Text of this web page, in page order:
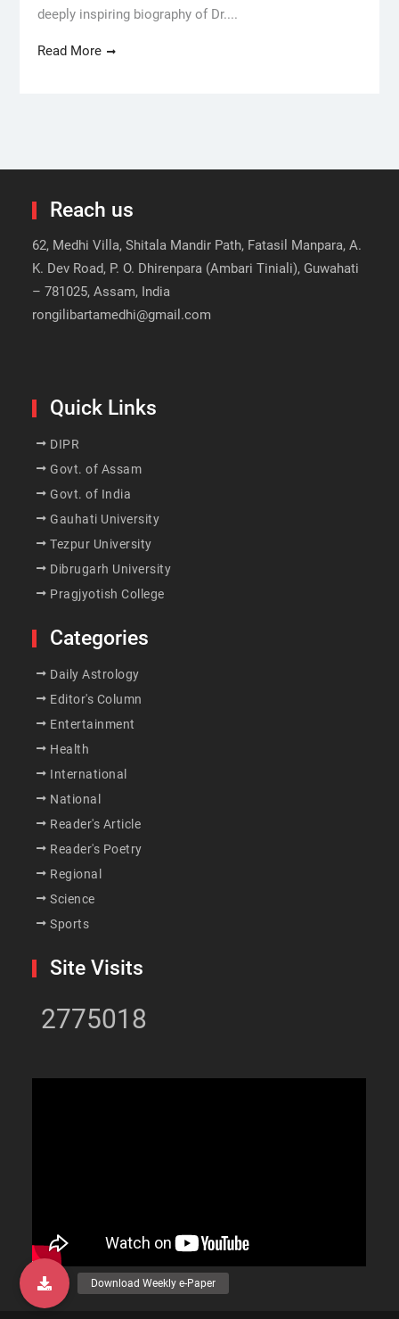
deeply inspiring biography of Dr....
Read More
Reach us
62, Medhi Villa, Shitala Mandir Path, Fatasil Manpara, A.
K. Dev Road, P. O. Dhirenpara (Ambari Tiniali), Guwahati
– 781025, Assam, India
rongilibartamedhi@gmail.com
Quick Links
DIPR
Govt. of Assam
Govt. of India
Gauhati University
Tezpur University
Dibrugarh University
Pragjyotish College
Categories
Daily Astrology
Editor's Column
Entertainment
Health
International
National
Reader's Article
Reader's Poetry
Regional
Science
Sports
Site Visits
2775018